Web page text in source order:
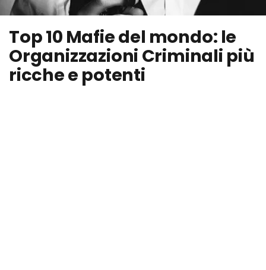
Top 10 Mafie del mondo: le
Organizzazioni Criminali più
ricche e potenti